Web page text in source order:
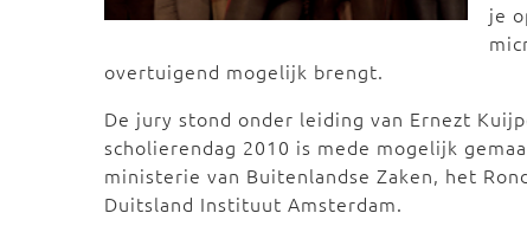
je
overtuigend mogelijk brengt.
De jury stond onder leiding van Ernezt
scholierendag 2010 is mede mogelijk
ministerie van Buitenlandse Zaken, het
Duitsland Instituut Amsterdam.